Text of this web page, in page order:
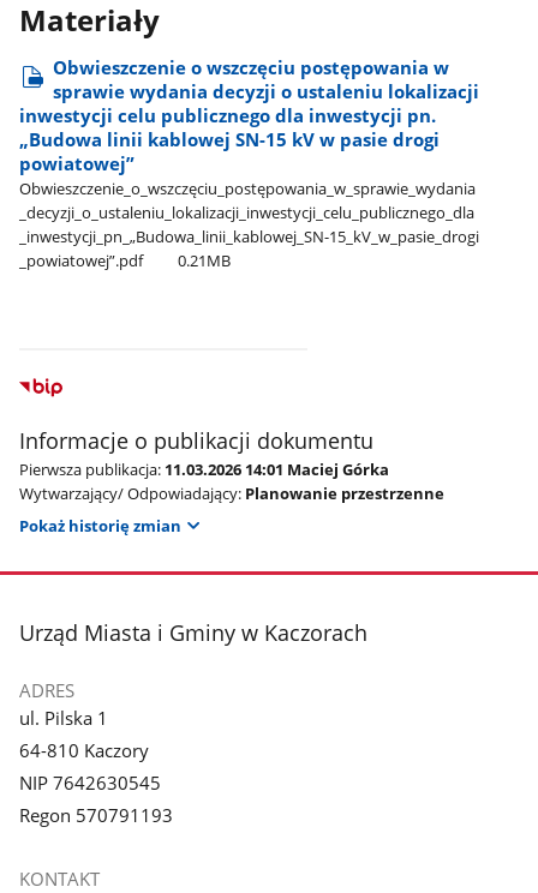
Materiały
Obwieszczenie o wszczęciu postępowania w
sprawie wydania decyzji o ustaleniu lokalizacji
inwestycji celu publicznego dla inwestycji pn.
„Budowa linii kablowej SN-15 kV w pasie drogi
powiatowej”
Obwieszczenie​_o​_wszczęciu​_postępowania​_w​_sprawie​_wydania​
_decyzji​_o​_ustaleniu​_lokalizacji​_inwestycji​_celu​_publicznego​_dla​
_inwestycji​_pn​_„Budowa​_linii​_kablowej​_SN-15​_kV​_w​_pasie​_drogi​
_powiatowej”.pdf
0.21MB
Informacje o publikacji dokumentu
Pierwsza publikacja: 11.03.2026 14:01 Maciej Górka
Wytwarzający/ Odpowiadający: Planowanie przestrzenne
Pokaż historię zmian
stopka
Urząd Miasta i Gminy w Kaczorach
ADRES
ul. Pilska 1
64-810 Kaczory
NIP 7642630545
Regon 570791193
KONTAKT